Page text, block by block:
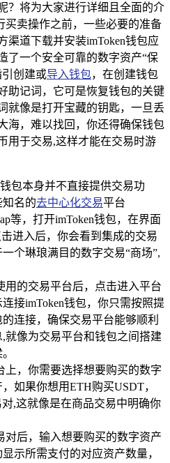
？将为大家进行详细且全面的介
买卖操作之前，一些必要的准备
渠道下载并安装imToken钱包应
了一个安全可靠的数字资产“保
引创建或导入钱包，在创建钱包
助记词，它可是恢复钱包的关键
就像是打开宝藏的钥匙，一旦丢
海，难以找回，你还得确保钱包
用于交易,这样才能在交易时游
钱包本身并不直接提供交易功
名的去中心化交易平台
等，打开imToken钱包，在界面
进入后，你会看到集成的交易
个琳琅满目的数字交易“商场”,
用的交易平台后，点击进入平台
接imToken钱包，你只需按照提
连接，确保交易平台能够顺利
就像为交易平台和钱包之间搭建
上，你需要选择想要购买的数字
如果你想用ETH购买USDT，
,这就像是在商品交易中明确你
对后，输入想要购买的数字资产
示所需支付的对应资产数量，